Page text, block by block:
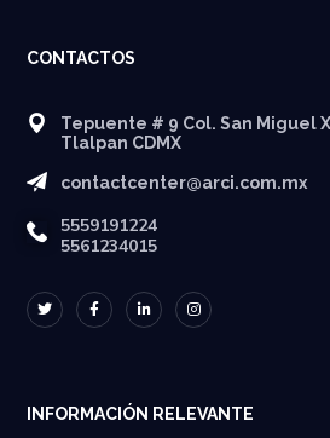
CONTACTOS
Tepuente # 9 Col. San Miguel
Tlalpan CDMX
contactcenter@arci.com.mx
5559191224
5561234015
INFORMACIÓN RELEVANTE